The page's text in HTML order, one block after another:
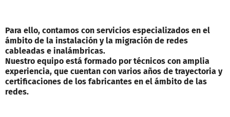
Para ello, contamos con servicios especializados en el
ámbito de la instalación y la migración de redes
cableadas e inalámbricas.
Nuestro equipo está formado por técnicos con amplia
experiencia, que cuentan con varios años de trayectoria y
certificaciones de los fabricantes en el ámbito de las
redes.